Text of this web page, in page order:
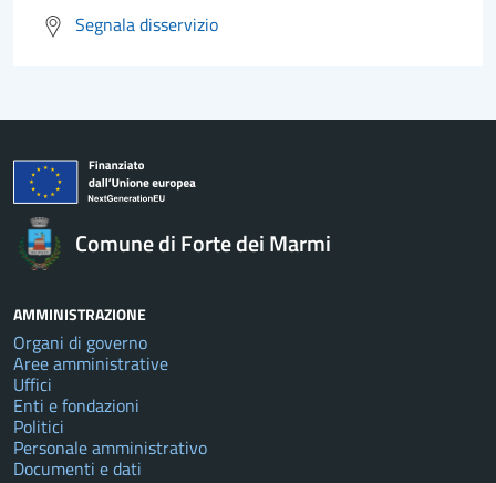
Segnala disservizio
Comune di Forte dei Marmi
AMMINISTRAZIONE
Organi di governo
Aree amministrative
Uffici
Enti e fondazioni
Politici
Personale amministrativo
Documenti e dati